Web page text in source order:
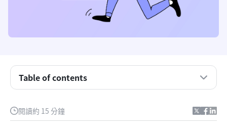
閱讀約 15 分鐘
Table of contents
如何選擇適合新創公司的最佳客戶關係管理系統